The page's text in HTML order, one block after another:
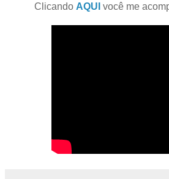
Clicando AQUI você me